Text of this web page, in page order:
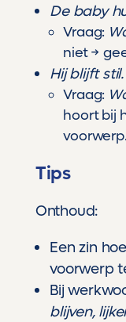
De baby
Vraag:
niet →
Hij blijft stil.
Vraag:
hoort bij
voorwerp.
Tips
Onthoud:
Een zin
voorwerp
Bij
blijven,